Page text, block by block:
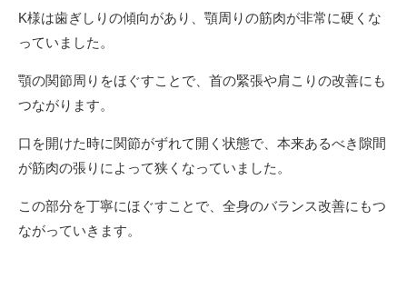
K様は歯ぎしりの傾向があり、顎周りの筋肉が非常に硬くな
っていました。
顎の関節周りをほぐすことで、首の緊張や肩こりの改善にも
つながります。
口を開けた時に関節がずれて開く状態で、本来あるべき隙間
が筋肉の張りによって狭くなっていました。
この部分を丁寧にほぐすことで、全身のバランス改善にもつ
ながっていきます。